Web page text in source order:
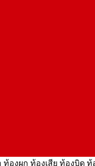
องผูก ท้องเสีย ท้องบิด